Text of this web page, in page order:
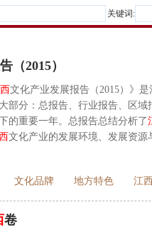
关键词:
（2015）
文化产业发展报告（2015）》
部分：总报告、行业报告、区
的重要一年。总报告总结分析了
文化产业的发展环境、发展资源
文化品牌 地方特色 江
卷